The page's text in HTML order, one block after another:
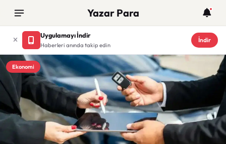
Yazar Para
Uygulamayı İndir
Haberleri anında takip edin
İndir
Ekonomi